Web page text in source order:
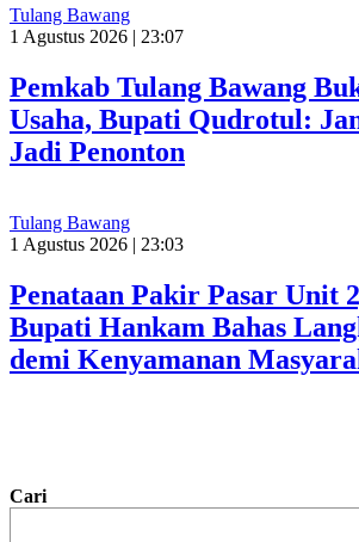
Tulang Bawang
1 Agustus 2026 | 23:07
Pemkab Tulang Bawang
Usaha, Bupati Qudrotul:
Jadi Penonton
Tulang Bawang
1 Agustus 2026 | 23:03
Penataan Pakir Pasar Unit
Bupati Hankam Bahas
demi Kenyamanan
Cari